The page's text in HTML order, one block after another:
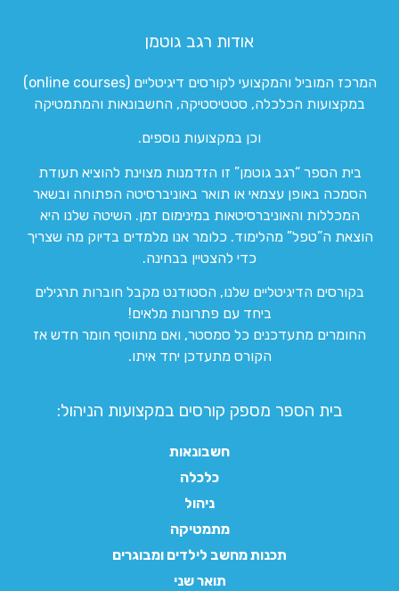
אודות רגב גוטמן
המרכז המוביל והמקצועי לקורסים דיגיטליים (online courses)
במקצועות הכלכלה, סטטיסטיקה, החשבונאות והמתמטיקה
וכן במקצועות נוספים.
בית הספר “רגב גוטמן” זו הזדמנות מצוינת להוציא תעודת
הסמכה באופן עצמאי או תואר באוניברסיטה הפתוחה ובשאר
המכללות והאוניברסיטאות במינימום זמן. השיטה שלנו היא
הוצאת ה”טפל” מהלימוד. כלומר אנו מלמדים בדיוק מה שצריך
כדי להצטיין בבחינה.
בקורסים הדיגיטליים שלנו, הסטודנט מקבל חוברות תרגילים
ביחד עם פתרונות מלאים!
החומרים מתעדכנים כל סמסטר, ואם מתווסף חומר חדש אז
הקורס מתעדכן יחד איתו.
בית הספר מספק קורסים במקצועות הניהול:
חשבונאות
כלכלה
ניהול
מתמטיקה
תכנות מחשב לילדים ומבוגרים
תואר שני